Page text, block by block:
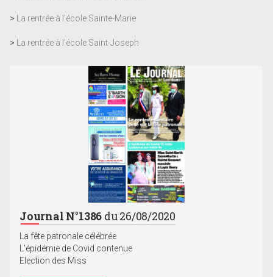
> La rentrée à l'école Sainte-Marie
> La rentrée à l'école Saint-Joseph
Journal N°1386 du 26/08/2020
La fête patronale célébrée
L'épidémie de Covid contenue
Election des Miss